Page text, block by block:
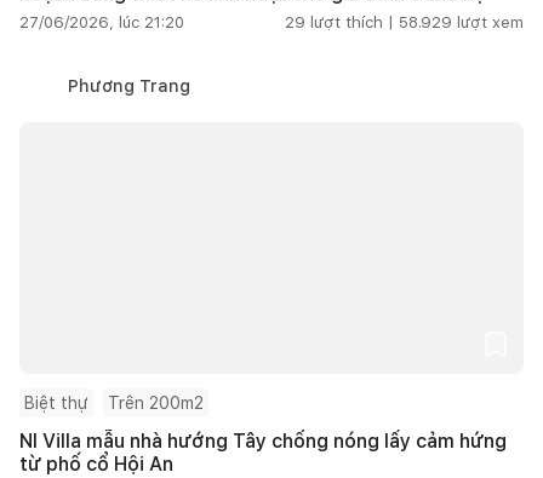
27/06/2026, lúc 21:20 29 lượt thích | 58.929 lượt xem
Phương Trang
Biệt thự Trên 200m2
NI Villa mẫu nhà hướng Tây chống nóng lấy cảm hứng
từ phố cổ Hội An